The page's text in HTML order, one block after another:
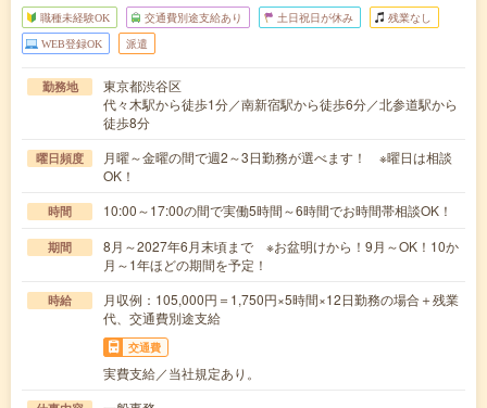
職種未経験OK 交通費別途支給あり 土日祝日が休み 残業なし
WEB登録OK 派遣
勤務地
東京都渋谷区
代々木駅から徒歩1分／南新宿駅から徒歩6分／北参道駅から
徒歩8分
曜日頻度
月曜～金曜の間で週2～3日勤務が選べます！ ※曜日は相談
OK！
時間 10:00～17:00の間で実働5時間～6時間でお時間帯相談OK！
期間
8月～2027年6月末頃まで ※お盆明けから！9月～OK！10か
月～1年ほどの期間を予定！
時給
月収例：105,000円＝1,750円×5時間×12日勤務の場合＋残業
代、交通費別途支給
交通費
実費支給／当社規定あり。